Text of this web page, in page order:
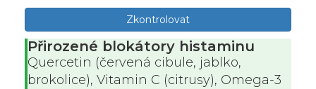
Zkontrolovat
Přirozené blokátory histaminu
Quercetin (červená cibule, jablko,
brokolice), Vitamin C (citrusy), Omega-3